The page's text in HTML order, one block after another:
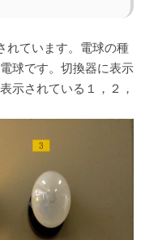
れています。電球の種
球です。切換器に表示
示されている１，２，